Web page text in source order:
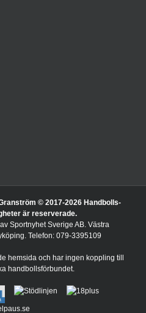
© 2017-2026 Handbolls-
är reserverade.
Sportnyhet Sverige AB. Västra
Telefon: 079-3395109
hemsida och har ingen koppling till
handbollsförbundet.